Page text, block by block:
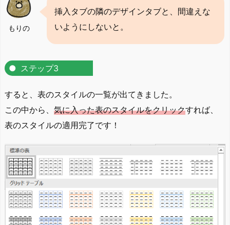
もりの
挿入タブの隣のデザインタブと、間違えな
いようにしないと。
ステップ3
すると、表のスタイルの一覧が出てきました。
この中から、 気に入った表のスタイルをクリックすれば、
表のスタイルの適用完了です！